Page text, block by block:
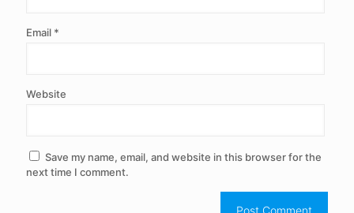
Email *
Website
Save my name, email, and website in this browser for the
next time I comment.